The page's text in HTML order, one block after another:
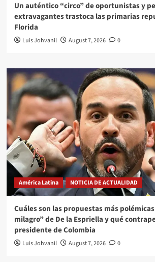
Un auténtico “circo” de oportunistas y
extravagantes trastoca las primarias
Florida
Luis Johvanil August 7, 2026 0
América Latina NOTICIA DE ACTUALIDAD
Cuáles son las propuestas más
milagro” de De la Espriella y qué
presidente de Colombia
Luis Johvanil August 7, 2026 0